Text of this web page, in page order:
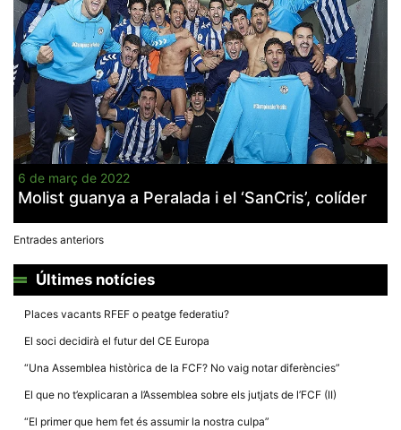
6 de març de 2022
Molist guanya a Peralada i el ‘SanCris’, colíder
Navegació
d'entrades
Entrades anteriors
Últimes notícies
Places vacants RFEF o peatge federatiu?
El soci decidirà el futur del CE Europa
“Una Assemblea històrica de la FCF? No vaig notar diferències”
El que no t’explicaran a l’Assemblea sobre els jutjats de l’FCF (II)
“El primer que hem fet és assumir la nostra culpa”